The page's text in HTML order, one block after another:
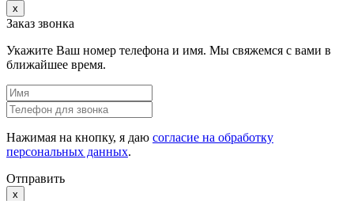
x
Заказ звонка
Укажите Ваш номер телефона и имя. Мы свяжемся с вами в
ближайшее время.
Нажимая на кнопку, я даю согласие на обработку
персональных данных.
Отправить
x